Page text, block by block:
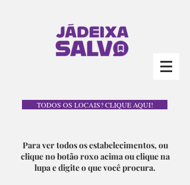
TODOS OS LOCAIS? CLIQUE AQUI!
Para ver todos os estabelecimentos, ou
clique no botão roxo acima ou clique na
lupa e digite o que você procura.